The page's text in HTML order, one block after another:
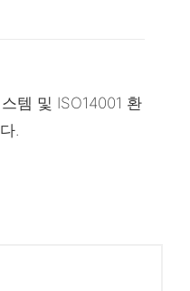
템 및 ISO14001 환
.